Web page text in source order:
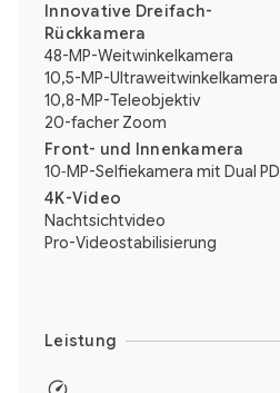
Innovative Dreifach-
Rückkamera
48-MP-Weitwinkelkamera
10,5-MP-Ultraweitwinkelkamera
10,8-MP-Teleobjektiv
20-facher Zoom
Front- und Innenkamera
10‑MP-Selfiekamera mit Dual PD
4K-Video
Nachtsichtvideo
Pro-Videostabilisierung
Leistung